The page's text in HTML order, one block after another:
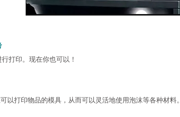
打印。现在你也可以！
以打印物品的模具，从而可以灵活地使用泡沫等各种材料。